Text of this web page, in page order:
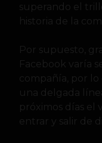
superando el
historia de la
Por supuesto,
Facebook varía
compañía, por
una delgada
próximos días el
entrar y salir de